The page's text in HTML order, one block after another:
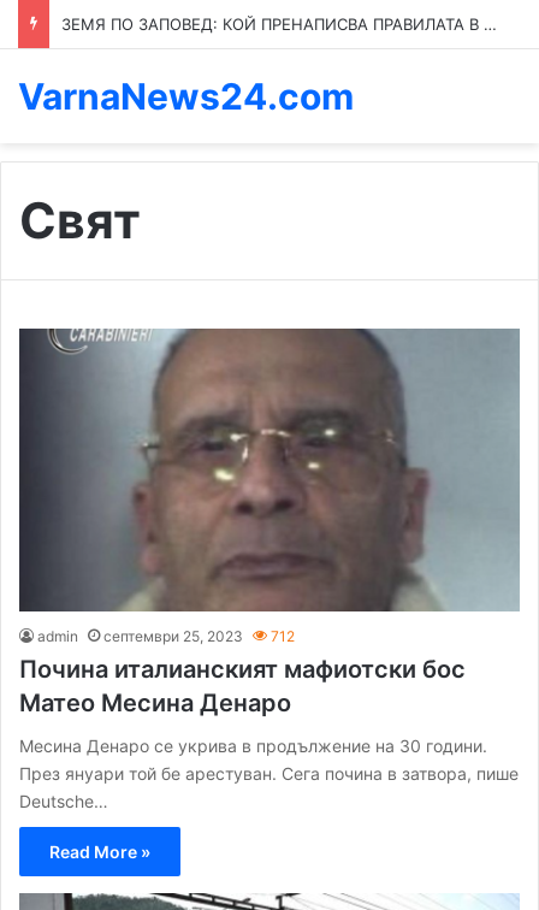
ЗЕМЯ ПО ЗАПОВЕД: КОЙ ПРЕНАПИСВА ПРАВИЛАТА В КАСПИЧАН
VarnaNews24.com
Свят
admin септември 25, 2023 712
Почина италианският мафиотски бос
Матео Месина Денаро
Месина Денаро се укрива в продължение на 30 години.
През януари той бе арестуван. Сега почина в затвора, пише
Deutsche…
Read More »